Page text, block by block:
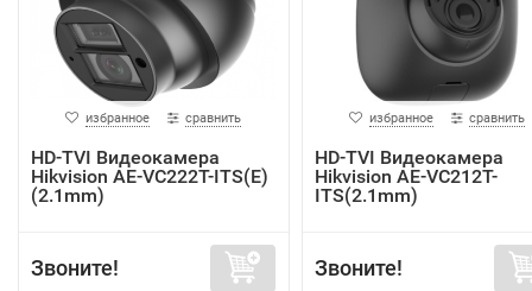
избранное сравнить
HD-TVI Видеокамера
Hikvision AE-VC222T-ITS(E)
(2.1mm)
Звоните!
избранное сравнить
HD-TVI Видеокамера
Hikvision AE-VC212T-
ITS(2.1mm)
Звоните!